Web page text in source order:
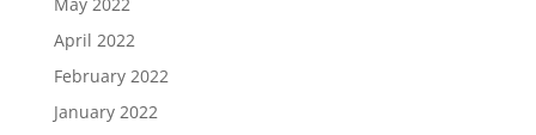
April 2022
February 2022
January 2022